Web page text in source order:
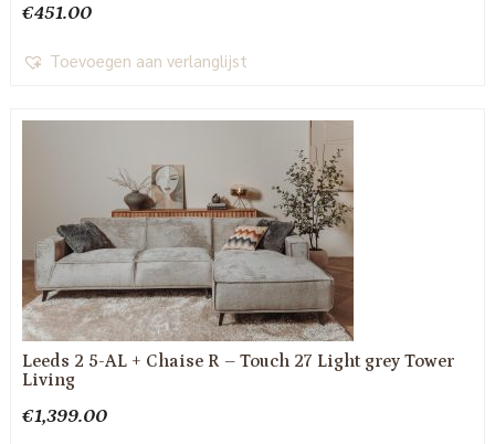
€451.00
Toevoegen aan verlanglijst
Leeds 2 5-AL + Chaise R – Touch 27 Light grey Tower
Living
€1,399.00